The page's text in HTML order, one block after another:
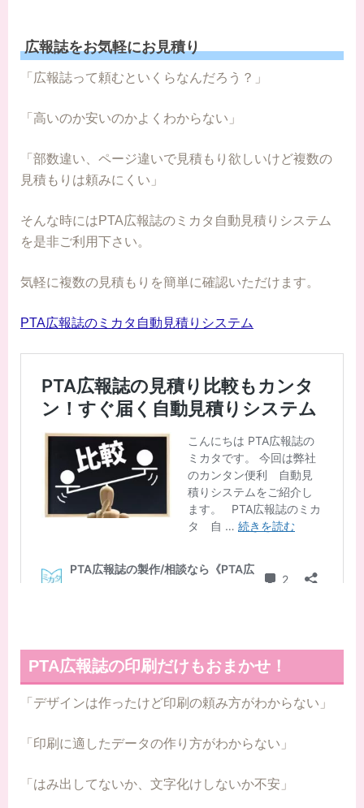
広報誌をお気軽にお見積り
「広報誌って頼むといくらなんだろう？」
「高いのか安いのかよくわからない」
「部数違い、ページ違いで見積もり欲しいけど複数の
見積もりは頼みにくい」
そんな時にはPTA広報誌のミカタ自動見積りシステム
を是非ご利用下さい。
気軽に複数の見積もりを簡単に確認いただけます。
PTA広報誌のミカタ自動見積りシステム
PTA広報誌の印刷だけもおまかせ！
「デザインは作ったけど印刷の頼み方がわからない」
「印刷に適したデータの作り方がわからない」
「はみ出してないか、文字化けしないか不安」